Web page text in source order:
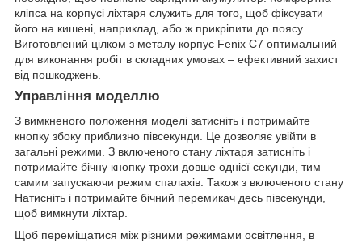
кліпса на корпусі ліхтаря служить для того, щоб фіксувати
його на кишені, наприклад, або ж прикріпити до поясу.
Виготовлений цілком з металу корпус Fenix C7 оптимальний
для виконання робіт в складних умовах – ефективний захист
від пошкоджень.
Управління моделлю
З вимкненого положення моделі затисніть і потримайте
кнопку збоку приблизно півсекунди. Це дозволяє увійти в
загальні режими. З включеного стану ліхтаря затисніть і
потримайте бічну кнопку трохи довше однієї секунди, тим
самим запускаючи режим спалахів. Також з включеного стану
Натисніть і потримайте бічний перемикач десь півсекунди,
щоб вимкнути ліхтар.
Щоб переміщатися між різними режимами освітлення, в